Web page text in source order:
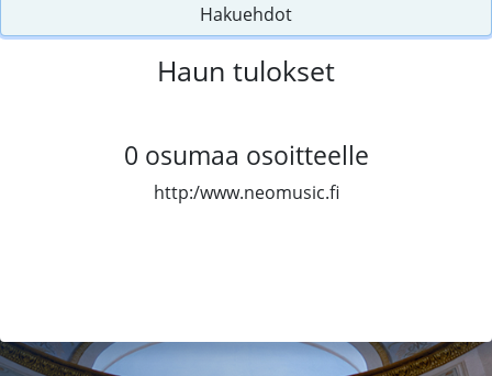
Hakuehdot
Haun tulokset
0 osumaa osoitteelle
http:/www.neomusic.fi